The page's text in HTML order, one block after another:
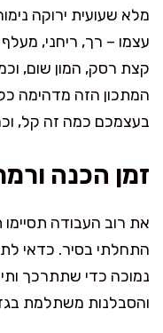
מלא שעועית ירוקה
עצמו – רך, ריחני,
קצת רסק, המון שום,
המתכון הזה מדהימה
בעצמכם כמה זה קל,
זמן הכנה
התחלתי בסיר. כדאי
נמוכה כדי שתתרכך
והסבלנות משתלמת